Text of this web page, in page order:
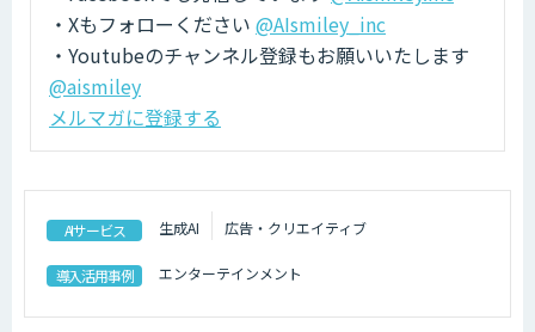
・Xもフォローください @AIsmiley_inc
・Youtubeのチャンネル登録もお願いいたします
@aismiley
メルマガに登録する
AIサービス 生成AI 広告・クリエイティブ
導入活用事例 エンターテインメント